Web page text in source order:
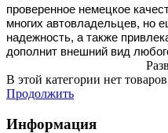
проверенное немецкое
многих автовладельцев, но
надежность, а также
дополнит внешний вид
В этой категории нет
Продолжить
Информация